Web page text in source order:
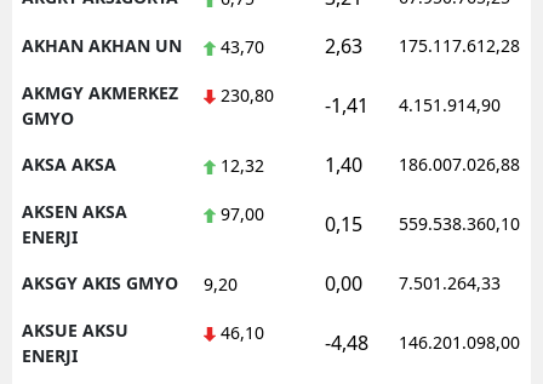
AKHAN AKHAN UN 43,70 2,63 175.117.612,28
AKMGY AKMERKEZ
GMYO
230,80 -1,41 4.151.914,90
AKSA AKSA 12,32 1,40 186.007.026,88
AKSEN AKSA
ENERJI
97,00 0,15 559.538.360,10
AKSGY AKIS GMYO 9,20 0,00 7.501.264,33
AKSUE AKSU
ENERJI
46,10 -4,48 146.201.098,00